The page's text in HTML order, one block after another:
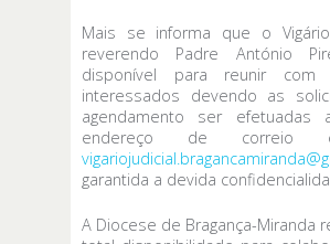
Mais se informa que o
reverendo Padre António
disponível para reunir
interessados devendo as
agendamento ser efetuadas
endereço de correio
garantida a devida
A Diocese de Bragança-Miranda